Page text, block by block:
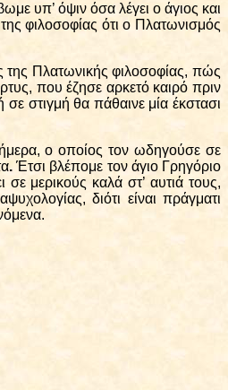
υπ’ όψιν όσα λέγει ο άγιος και
φιλοσοφίας ότι ο Πλατωνισμός
της Πλατωνικής φιλοσοφίας, πώς
που έζησε αρκετό καιρό πριν
στιγμή θα πάθαινε μία έκστασι
ο οποίος τον ωδηγούσε σε
.Έτσι βλέπομε τον άγιο Γρηγόριο
μερικούς καλά στ’ αυτιά τους,
διότι είναι πράγματι